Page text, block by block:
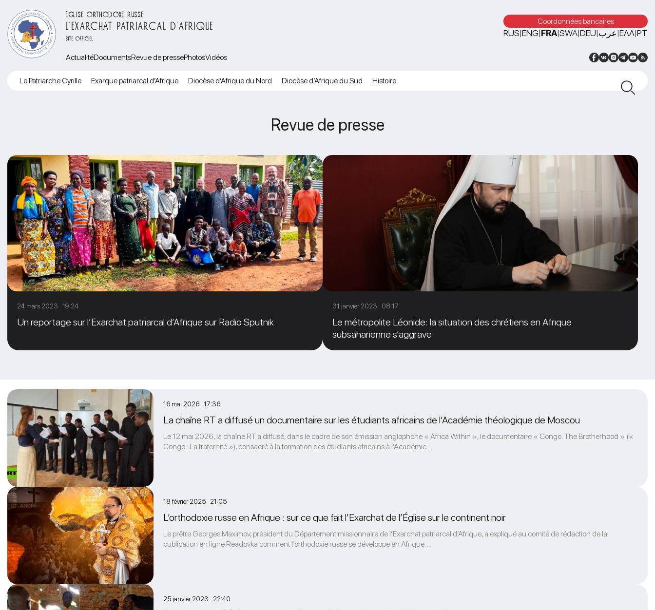
ÉGLISE ORTHODOXE RUSSE
L’EXARCHAT PATRIARCAL D’AFRIQUE
SITE OFFICIEL
Coordonnées bancaires
RUS|ENG|FRA|SWA|DEU|عرب|ΕΛΛ|PT
ActualitéDocumentsRevue de pressePhotosVidéos
Le Patriarche Cyrille Exarque patriarcal d’Afrique Diocèse d’Afrique du Nord Diocèse d’Afrique du Sud Histoire
Revue de presse
24 mars 2023 19:24
Un reportage sur l’Exarchat patriarcal d’Afrique sur Radio Sputnik
31 janvier 2023 08:17
Le métropolite Léonide: la situation des chrétiens en Afrique
subsaharienne s’aggrave
16 mai 2026 17:36
La chaîne RT a diffusé un documentaire sur les étudiants africains de l’Académie théologique de Moscou
Le 12 mai 2026, la chaîne RT a diffusé, dans le cadre de son émission anglophone « Africa Within », le documentaire « Congo: The Brotherhood » («
Congo : La fraternité »), consacré à la formation des étudiants africains à l’Académie ...
18 février 2025 21:05
L’orthodoxie russe en Afrique : sur ce que fait l’Exarchat de l’Église sur le continent noir
Le prêtre Georges Maximov, président du Département missionnaire de l’Exarchat patriarcal d’Afrique, a expliqué au comité de rédaction de la
publication en ligne Readovka comment l’orthodoxie russe se développe en Afrique. ...
25 janvier 2023 22:40